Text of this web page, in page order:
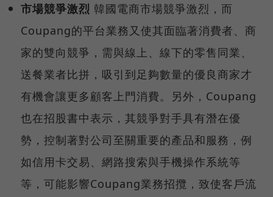
市場競爭激烈 韓國電商市場競爭激烈，而
Coupang的平台業務又使其面臨著消費者、商
家的雙向競爭，需與線上、線下的零售同業、
送餐業者比拼，吸引到足夠數量的優良商家才
有機會讓更多顧客上門消費。另外，Coupang
也在招股書中表示，其競爭對手具有潛在優
勢，控制著對公司至關重要的產品和服務，例
如信用卡交易、網路搜索與手機操作系統等
等，可能影響Coupang業務招攬，致使客戶流